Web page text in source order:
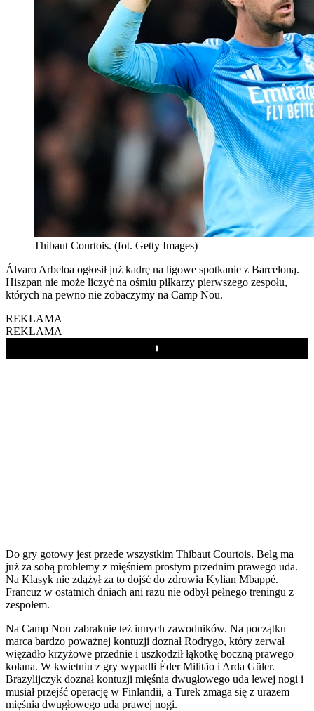
Thibaut Courtois. (fot. Getty Images)
Álvaro Arbeloa ogłosił już kadrę na ligowe spotkanie z Barceloną.
Hiszpan nie może liczyć na ośmiu piłkarzy pierwszego zespołu,
których na pewno nie zobaczymy na Camp Nou.
REKLAMA
REKLAMA
Play
Do gry gotowy jest przede wszystkim Thibaut Courtois. Belg ma
już za sobą problemy z mięśniem prostym przednim prawego uda.
Na Klasyk nie zdążył za to dojść do zdrowia Kylian Mbappé.
Francuz w ostatnich dniach ani razu nie odbył pełnego treningu z
zespołem.
Na Camp Nou zabraknie też innych zawodników. Na początku
marca bardzo poważnej kontuzji doznał Rodrygo, który zerwał
więzadło krzyżowe przednie i uszkodził łąkotkę boczną prawego
kolana. W kwietniu z gry wypadli Éder Militão i Arda Güler.
Brazylijczyk doznał kontuzji mięśnia dwugłowego uda lewej nogi i
musiał przejść operację w Finlandii, a Turek zmaga się z urazem
mięśnia dwugłowego uda prawej nogi.